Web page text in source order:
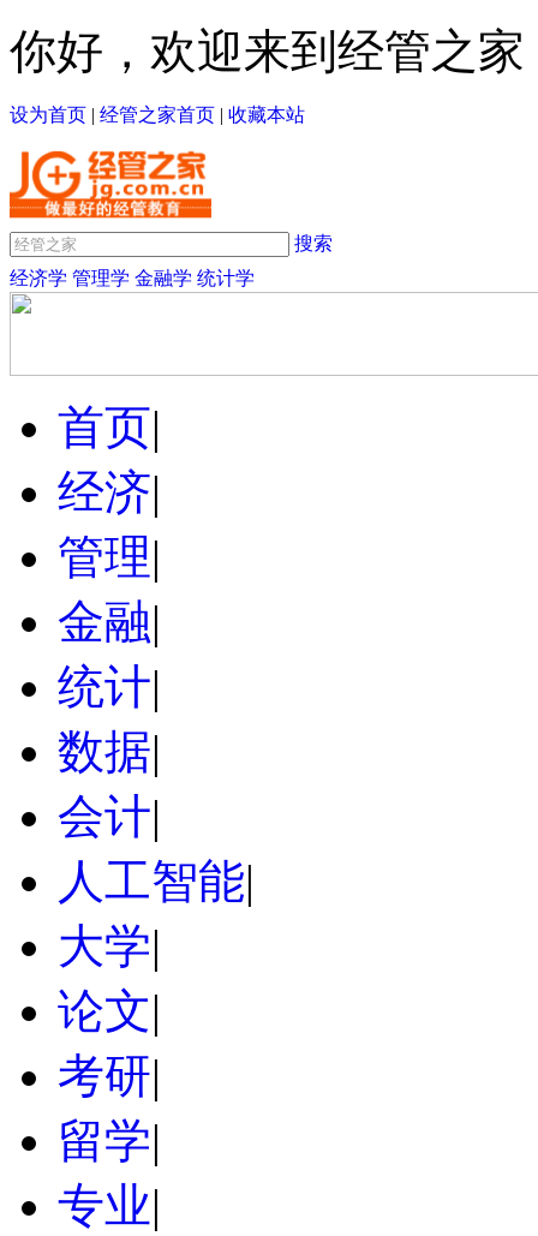
你好，欢迎来到经管之家
设为首页 | 经管之家首页 | 收藏本站
搜索
经济学 管理学 金融学 统计学
首页|
经济|
管理|
金融|
统计|
数据|
会计|
人工智能|
大学|
论文|
考研|
留学|
专业|